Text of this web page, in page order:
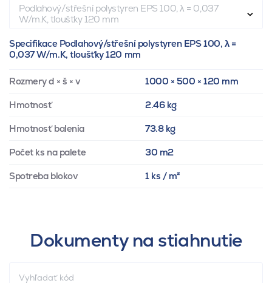
Podlahový/střešní polystyren EPS 100, λ = 0,037
W/m.K, tloušťky 120 mm
Specifikace Podlahový/střešní polystyren EPS 100, λ =
0,037 W/m.K, tloušťky 120 mm
Rozmery d × š × v 1000 × 500 × 120 mm
Hmotnosť 2.46 kg
Hmotnosť balenia 73.8 kg
Počet ks na palete 30 m2
Spotreba blokov 1 ks / m²
Dokumenty na stiahnutie